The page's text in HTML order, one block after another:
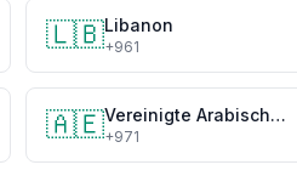
🇱🇧Libanon
+961
🇦🇪 Vereinigte Arabische Emirate
+971